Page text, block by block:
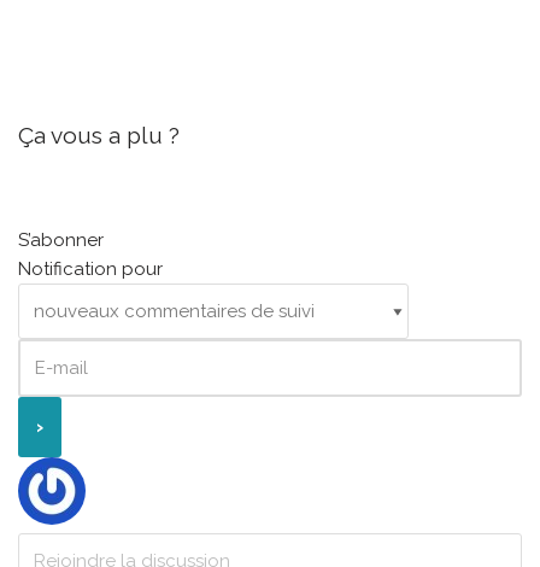
Ça vous a plu ?
S’abonner
Notification pour